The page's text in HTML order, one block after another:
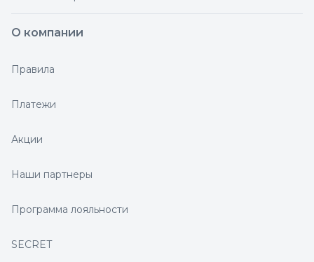
О компании
Правила
Платежи
Акции
Наши партнеры
Программа лояльности
SECRET